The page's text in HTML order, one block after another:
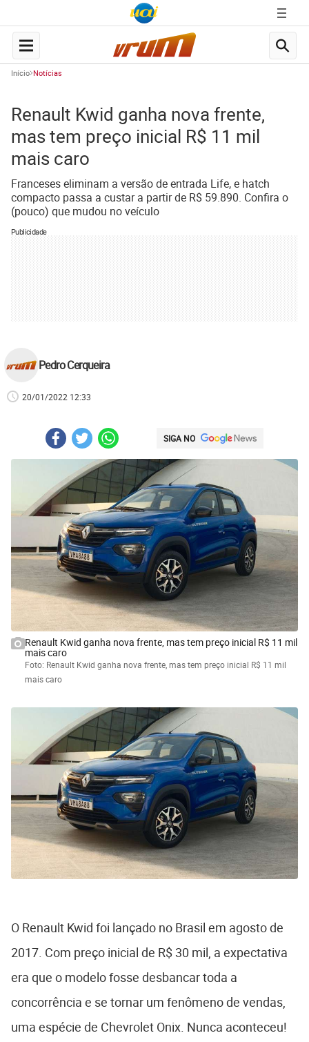
Início Notícias
Renault Kwid ganha nova frente,
mas tem preço inicial R$ 11 mil
mais caro
Franceses eliminam a versão de entrada Life, e hatch
compacto passa a custar a partir de R$ 59.890. Confira o
(pouco) que mudou no veículo
Publicidade
Pedro Cerqueira
20/01/2022 12:33
SIGA NO
Renault Kwid ganha nova frente, mas tem preço inicial R$ 11 mil
mais caro
Foto: Renault Kwid ganha nova frente, mas tem preço inicial R$ 11 mil
mais caro
O Renault Kwid foi lançado no Brasil em agosto de
2017. Com preço inicial de R$ 30 mil, a expectativa
era que o modelo fosse desbancar toda a
concorrência e se tornar um fenômeno de vendas,
uma espécie de Chevrolet Onix. Nunca aconteceu!